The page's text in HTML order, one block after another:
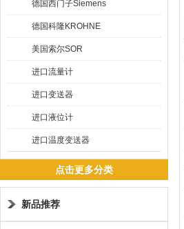
德国西门子Siemens
德国科隆KROHNE
美国索尔SOR
进口流量计
进口变送器
进口液位计
进口温度变送器
点击更多分类
新品推荐